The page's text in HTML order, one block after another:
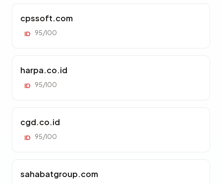
cpssoft.com
ID 95/100
harpa.co.id
ID 95/100
cgd.co.id
ID 95/100
sahabatgroup.com